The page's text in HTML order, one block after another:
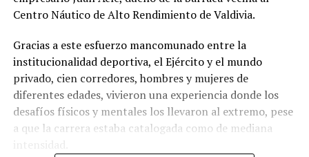
Centro Náutico de Alto Rendimiento de Valdivia.
Gracias a este esfuerzo mancomunado entre la
institucionalidad deportiva, el Ejército y el mundo
privado, cien corredores, hombres y mujeres de
diferentes edades, vivieron una experiencia donde los
desafíos físicos y mentales los llevaron al extremo, pese
a que la carrera estaba catalogada como de mediana